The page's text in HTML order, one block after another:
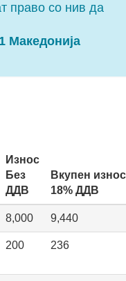
право со нив да
Македонија
Износ
Без
ДДВ
Вкупен
18% ДДВ
8,000 9,440
200 236